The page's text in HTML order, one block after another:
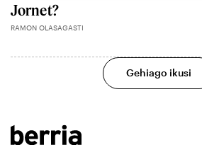
Jornet?
RAMON OLASAGASTI
Gehiago ikusi